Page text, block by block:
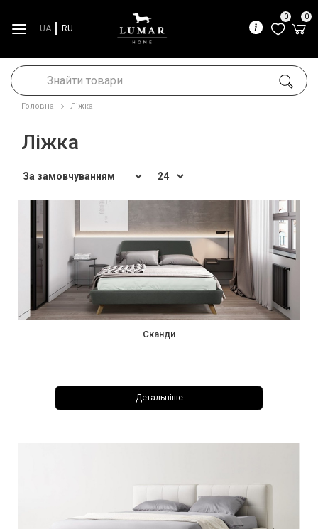
UA RU
0 0
Головна Ліжка
Ліжка
Cканди
Детальніше